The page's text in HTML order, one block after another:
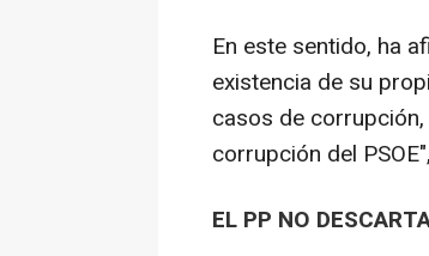
En este sentido, ha
existencia de su
casos de
corrupción del
EL PP NO